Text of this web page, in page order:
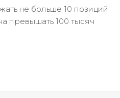
не больше 10 позиций
превышать 100 тысяч